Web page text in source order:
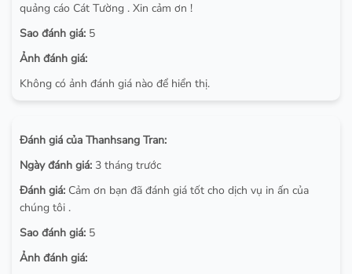
quảng cáo Cát Tường . Xin cảm ơn !
Sao đánh giá: 5
Ảnh đánh giá:
Không có ảnh đánh giá nào để hiển thị.
Đánh giá của Thanhsang Tran:
Ngày đánh giá: 3 tháng trước
Đánh giá: Cảm ơn bạn đã đánh giá tốt cho dịch vụ in ấn của
chúng tôi .
Sao đánh giá: 5
Ảnh đánh giá: